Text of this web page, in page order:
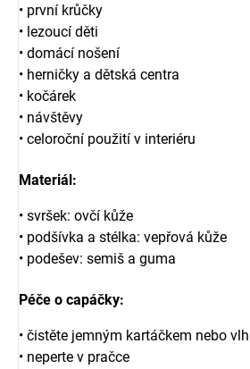
• první krůčky
• lezoucí děti
• domácí nošení
• herničky a dětská centra
• kočárek
• návštěvy
• celoroční použití v interiéru
Materiál:
• svršek: ovčí kůže
• podšívka a stélka: vepřová kůže
• podešev: semiš a guma
Péče o capáčky:
• čistěte jemným kartáčkem nebo
• neperte v pračce